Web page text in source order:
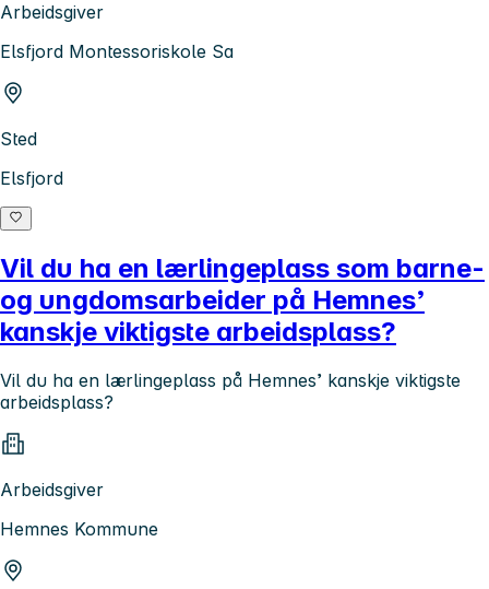
Arbeidsgiver
Elsfjord Montessoriskole Sa
Sted
Elsfjord
Vil du ha en lærlingeplass som barne-
og ungdomsarbeider på Hemnes’
kanskje viktigste arbeidsplass?
Vil du ha en lærlingeplass på Hemnes’ kanskje viktigste
arbeidsplass?
Arbeidsgiver
Hemnes Kommune